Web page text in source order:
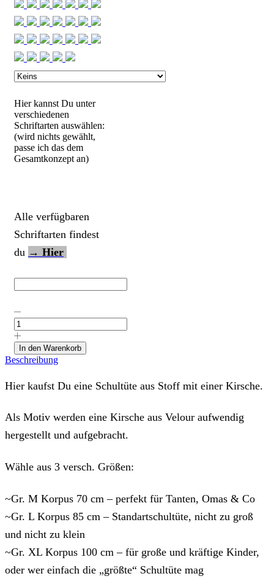
Hier kannst Du unter
verschiedenen
Schriftarten auswählen:
(wird nichts gewählt,
passe ich das dem
Gesamtkonzept an)
Alle verfügbaren
Schriftarten findest
du → Hier
Schultüte
Stoff
"Kirsche"
in
Wunschstoffen
Größen
In den Warenkorb
Beschreibung
Hier kaufst Du eine Schultüte aus Stoff mit einer Kirsche.
Als Motiv werden eine Kirsche aus Velour aufwendig
hergestellt und aufgebracht.
Wähle aus 3 versch. Größen:
~Gr. M Korpus 70 cm – perfekt für Tanten, Omas & Co
~Gr. L Korpus 85 cm – Standartschultüte, nicht zu groß
und nicht zu klein
~Gr. XL Korpus 100 cm – für große und kräftige Kinder,
oder wer einfach die „größte“ Schultüte mag